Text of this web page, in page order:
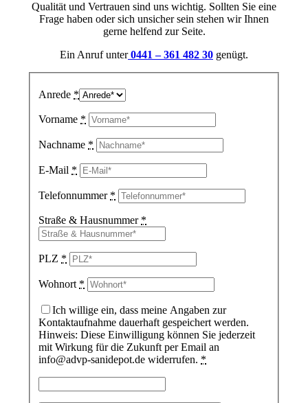
Qualität und Vertrauen sind uns wichtig. Sollten Sie eine
Frage haben oder sich unsicher sein stehen wir Ihnen
gerne helfend zur Seite.
Ein Anruf unter 0441 – 361 482 30 genügt.
Anrede *
Vorname *
Nachname *
E-Mail *
Telefonnummer *
Straße & Hausnummer *
PLZ *
Wohnort *
Ich willige ein, dass meine Angaben zur
Kontaktaufnahme dauerhaft gespeichert werden.
Hinweis: Diese Einwilligung können Sie jederzeit
mit Wirkung für die Zukunft per Email an
info@advp-sanidepot.de widerrufen. *